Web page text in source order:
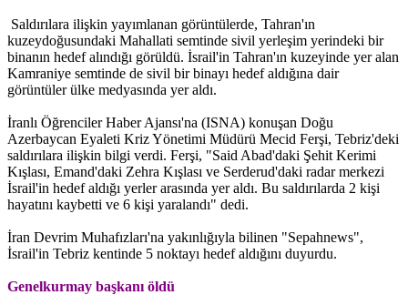
Saldırılara ilişkin yayımlanan görüntülerde, Tahran'ın
kuzeydoğusundaki Mahallati semtinde sivil yerleşim yerindeki bir
binanın hedef alındığı görüldü. İsrail'in Tahran'ın kuzeyinde yer alan
Kamraniye semtinde de sivil bir binayı hedef aldığına dair
görüntüler ülke medyasında yer aldı.
İranlı Öğrenciler Haber Ajansı'na (ISNA) konuşan Doğu
Azerbaycan Eyaleti Kriz Yönetimi Müdürü Mecid Ferşi, Tebriz'deki
saldırılara ilişkin bilgi verdi. Ferşi, "Said Abad'daki Şehit Kerimi
Kışlası, Emand'daki Zehra Kışlası ve Serderud'daki radar merkezi
İsrail'in hedef aldığı yerler arasında yer aldı. Bu saldırılarda 2 kişi
hayatını kaybetti ve 6 kişi yaralandı" dedi.
İran Devrim Muhafızları'na yakınlığıyla bilinen "Sepahnews",
İsrail'in Tebriz kentinde 5 noktayı hedef aldığını duyurdu.
Genelkurmay başkanı öldü